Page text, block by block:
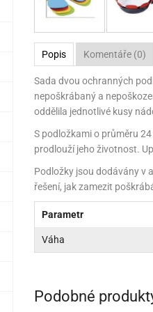
KÁVA
KOŘENÍ
MLÉČNÉ SUROVINY
MOUKA A DROŽDÍ
NÁPLNĚ A KRÉMY
OLEJE A TUKY
OŘECHY, MANDLE
OŘECHOVÁ MÁSLA
PŘÍSADY A
VYPICHOVAČE
OTOČNÉ STOJANY NA
SEPARACE A
SILIKONOVÉ FORMY
PŘENÁŠENÍ DORTŮ A
KÁVA
KOŘENÍ
MLÉČNÉ SUROVINY
MOUKA A DROŽDÍ
NÁPLNĚ A KRÉMY
OLEJE A TUKY
OŘECHY, MANDLE
OŘECHOVÁ MÁSLA
PŘÍSADY A
Popis Komentáře (0)
Sada dvou ochranných
nepoškrábaný a
oddělila jednotlivé kusy
S podložkami o průměru
prodlouží jeho životnost.
Podložky jsou dodávány v
řešení, jak zamezit
Parametr
Váha
Podobné